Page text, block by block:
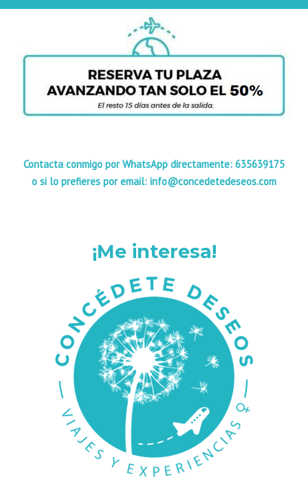
Contacta conmigo por WhatsApp directamente: 635639175
o si lo prefieres por email: info@concedetedeseos.com
¡Me interesa!